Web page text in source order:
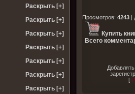
Раскрыть [+]
Раскрыть [+]
Раскрыть [+]
Раскрыть [+]
Раскрыть [+]
Раскрыть [+]
Раскрыть [+]
Просмотров:4243 |
Купить
Всего
[